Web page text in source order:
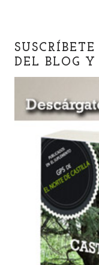
DEL BLOG